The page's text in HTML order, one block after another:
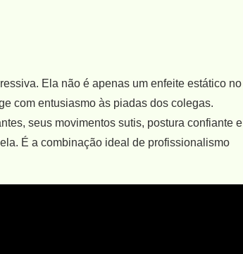
Ela não é apenas um enfeite estático no
com entusiasmo às piadas dos colegas.
seus movimentos sutis, postura confiante e
É a combinação ideal de profissionalismo